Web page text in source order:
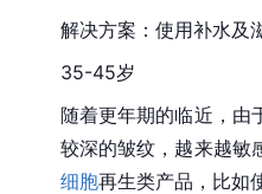
解决方案：使用补水及
35-45岁
随着更年期的临近，由
较深的皱纹，越来越敏
细胞再生类产品，比如